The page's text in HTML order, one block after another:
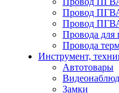
Провод
Провод
Провода для
Провода
Инструмент,
Автотовары
Замки